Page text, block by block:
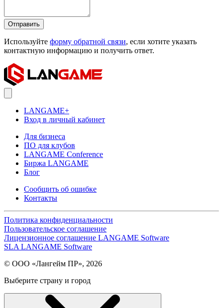
Отправить
Используйте форму обратной связи, если хотите указать
контактную информацию и получить ответ.
LANGAME+
Вход в личный кабинет
Для бизнеса
ПО для клубов
LANGAME Conference
Биржа LANGAME
Блог
Сообщить об ошибке
Контакты
Политика конфиденциальности
Пользовательское соглашение
Лицензионное соглашение LANGAME Software
SLA LANGAME Software
© ООО «Лангейм ПР», 2026
Выберите страну и город